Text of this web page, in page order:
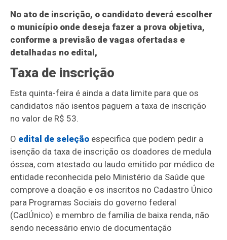
No ato de inscrição, o candidato deverá escolher
o município onde deseja fazer a prova objetiva,
conforme a previsão de vagas ofertadas e
detalhadas no edital,
Taxa de inscrição
Esta quinta-feira é ainda a data limite para que os
candidatos não isentos paguem a taxa de inscrição
no valor de R$ 53.
O edital de seleção especifica que podem pedir a
isenção da taxa de inscrição os doadores de medula
óssea, com atestado ou laudo emitido por médico de
entidade reconhecida pelo Ministério da Saúde que
comprove a doação e os inscritos no Cadastro Único
para Programas Sociais do governo federal
(CadÚnico) e membro de família de baixa renda, não
sendo necessário envio de documentação